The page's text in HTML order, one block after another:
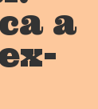
a